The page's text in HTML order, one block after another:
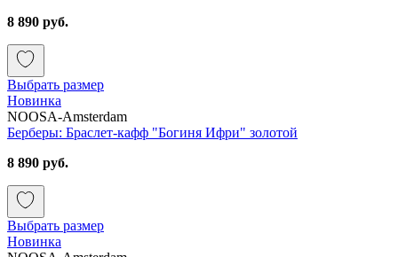
8 890 руб.
Выбрать размер
Новинка
NOOSA-Amsterdam
Берберы: Браслет-кафф "Богиня Ифри" золотой
8 890 руб.
Выбрать размер
Новинка